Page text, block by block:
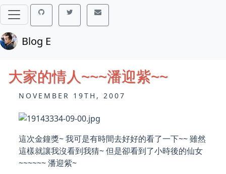
Blog E
大家的情人~~~潘迎紫~~
NOVEMBER 19TH, 2007
這次金鐘獎~ 我可是有時間去好好的看了一下~~ 雖然
這樣就讓我沒看到我猜~ 但是卻看到了小時後的仙女
~~~~~~ 潘迎紫~